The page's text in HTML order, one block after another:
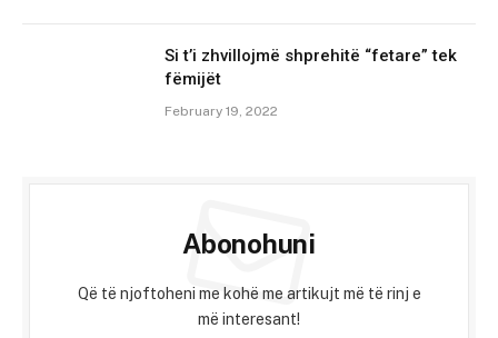
Si t’i zhvillojmë shprehitë “fetare” tek
fëmijët
February 19, 2022
Abonohuni
Që të njoftoheni me kohë me artikujt më të rinj e
më interesant!